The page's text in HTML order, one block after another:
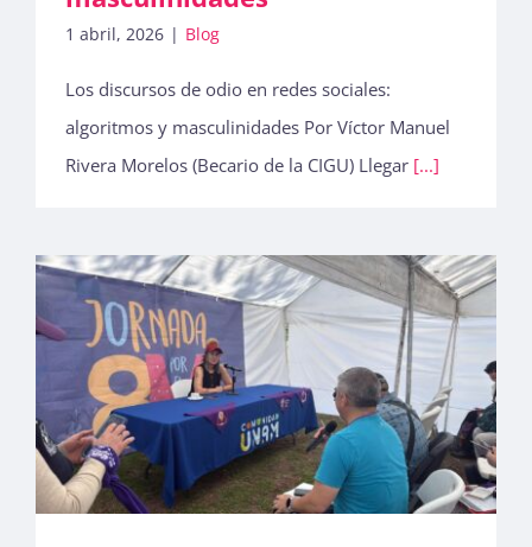
1 abril, 2026 | Blog
Los discursos de odio en redes sociales:
algoritmos y masculinidades Por Víctor Manuel
Rivera Morelos (Becario de la CIGU) Llegar [...]